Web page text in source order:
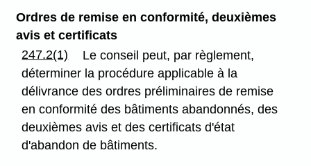
Ordres de remise en conformité, deuxièmes
avis et certificats
247.2(1)
Le conseil peut, par règlement,
déterminer la procédure applicable à la
délivrance des ordres préliminaires de remise
en conformité des bâtiments abandonnés, des
deuxièmes avis et des certificats d'état
d'abandon de bâtiments.